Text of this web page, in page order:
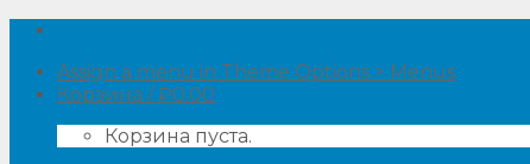
Skip
contentAssign a menu in Theme Options > Menus
Корзина /₽0.00
Корзина пуста.